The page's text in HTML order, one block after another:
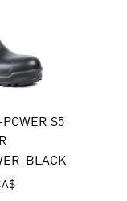
S5
BLACK